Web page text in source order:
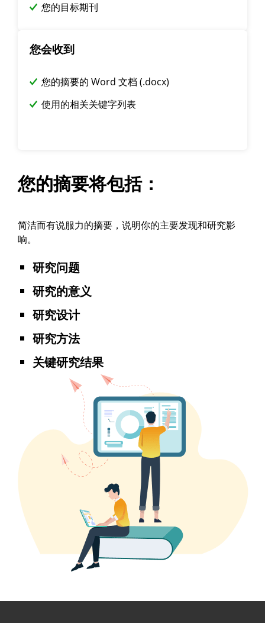
您的目标期刊
您会收到
您的摘要的 Word 文档 (.docx)
使用的相关关键字列表
您的摘要将包括：
简洁而有说服力的摘要，说明你的主要发现和研究影
响。
研究问题
研究的意义
研究设计
研究方法
关键研究结果